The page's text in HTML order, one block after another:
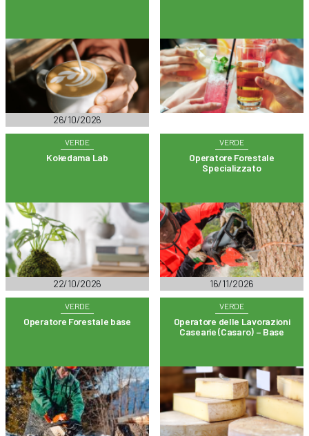
26/10/2026
VERDE
Kokedama Lab
22/10/2026
VERDE
Operatore Forestale
Specializzato
16/11/2026
VERDE
Operatore Forestale base
VERDE
Operatore delle Lavorazioni
Casearie (Casaro) – Base